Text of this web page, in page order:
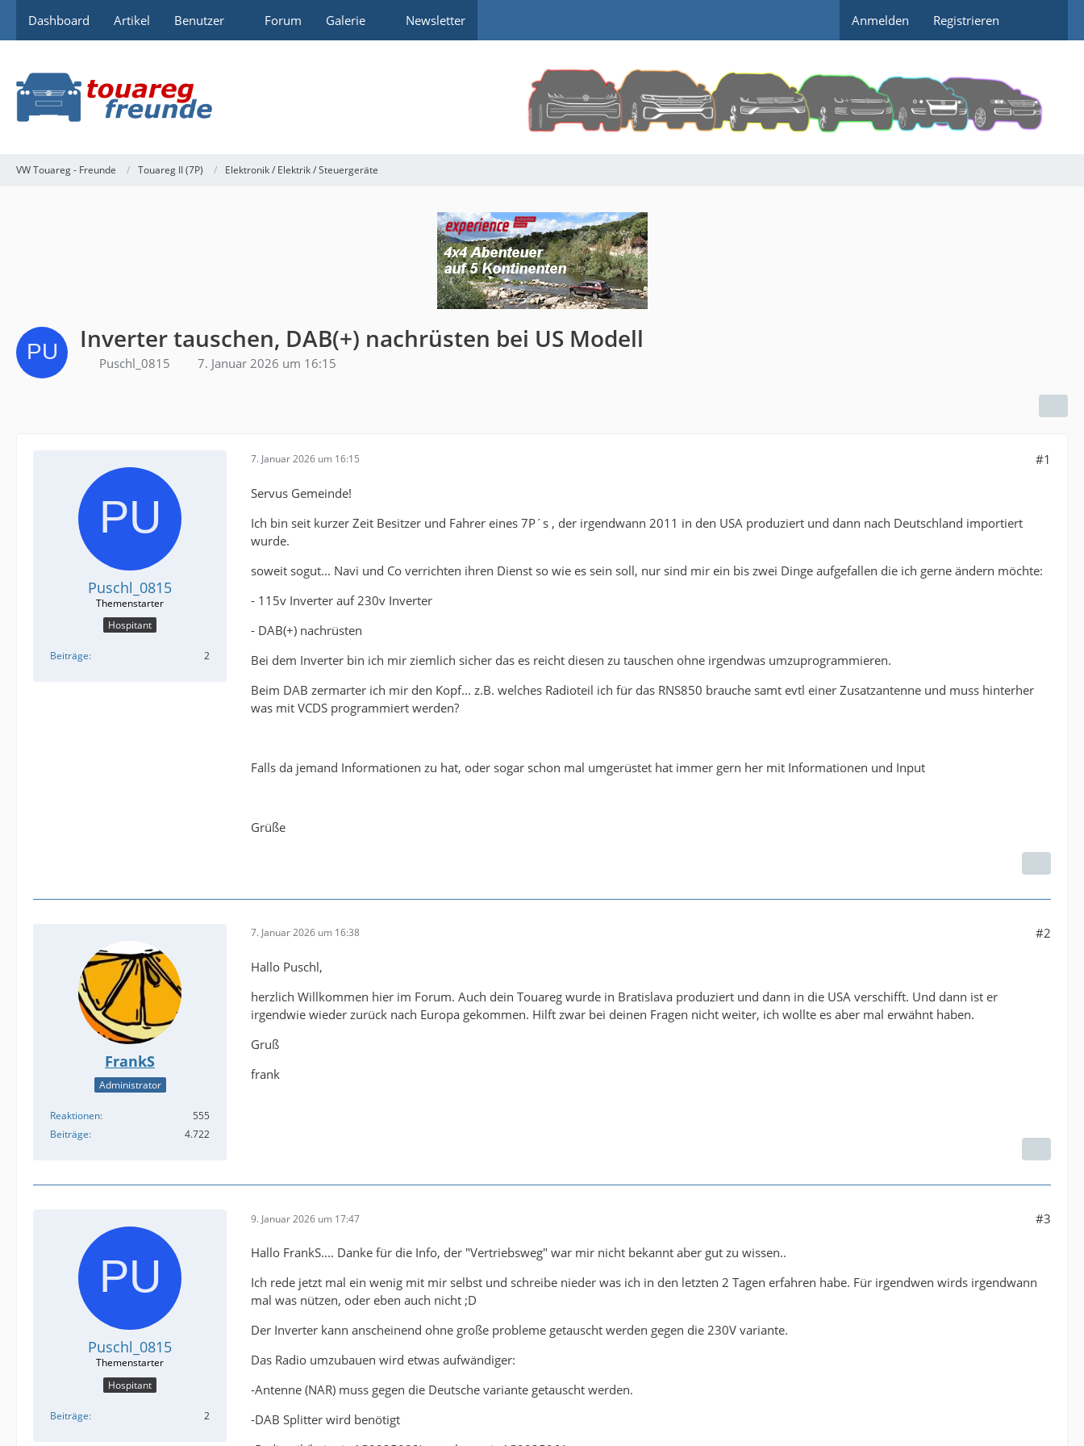
Dashboard Artikel Benutzer Forum Galerie Newsletter Anmelden Registrieren
VW Touareg - Freunde Touareg II (7P) Elektronik / Elektrik / Steuergeräte
Inverter tauschen, DAB(+) nachrüsten bei US Modell
Puschl_0815 7. Januar 2026 um 16:15
Puschl_0815
Hospitant
Beiträge 2
7. Januar 2026 um 16:15 #1
Servus Gemeinde!
Ich bin seit kurzer Zeit Besitzer und Fahrer eines 7P´s , der irgendwann 2011 in den USA produziert und dann nach Deutschland importiert
wurde.
soweit sogut... Navi und Co verrichten ihren Dienst so wie es sein soll, nur sind mir ein bis zwei Dinge aufgefallen die ich gerne ändern möchte:
- 115v Inverter auf 230v Inverter
- DAB(+) nachrüsten
Bei dem Inverter bin ich mir ziemlich sicher das es reicht diesen zu tauschen ohne irgendwas umzuprogrammieren.
Beim DAB zermarter ich mir den Kopf... z.B. welches Radioteil ich für das RNS850 brauche samt evtl einer Zusatzantenne und muss hinterher
was mit VCDS programmiert werden?
Falls da jemand Informationen zu hat, oder sogar schon mal umgerüstet hat immer gern her mit Informationen und Input
Grüße
FrankS
Administrator
Reaktionen
555
Beiträge
4.722
7. Januar 2026 um 16:38 #2
Hallo Puschl,
herzlich Willkommen hier im Forum. Auch dein Touareg wurde in Bratislava produziert und dann in die USA verschifft. Und dann ist er
irgendwie wieder zurück nach Europa gekommen. Hilft zwar bei deinen Fragen nicht weiter, ich wollte es aber mal erwähnt haben.
Gruß
frank
Puschl_0815
Hospitant
Beiträge 2
9. Januar 2026 um 17:47 #3
Hallo FrankS.... Danke für die Info, der "Vertriebsweg" war mir nicht bekannt aber gut zu wissen..
Ich rede jetzt mal ein wenig mit mir selbst und schreibe nieder was ich in den letzten 2 Tagen erfahren habe. Für irgendwen wirds irgendwann
mal was nützen, oder eben auch nicht ;D
Der Inverter kann anscheinend ohne große probleme getauscht werden gegen die 230V variante.
Das Radio umzubauen wird etwas aufwändiger:
-Antenne (NAR) muss gegen die Deutsche variante getauscht werden.
-DAB Splitter wird benötigt